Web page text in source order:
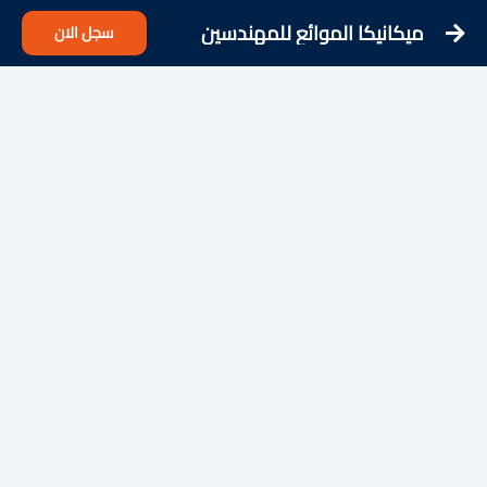
ميكانيكا الموائع للمهندسين سجل الان